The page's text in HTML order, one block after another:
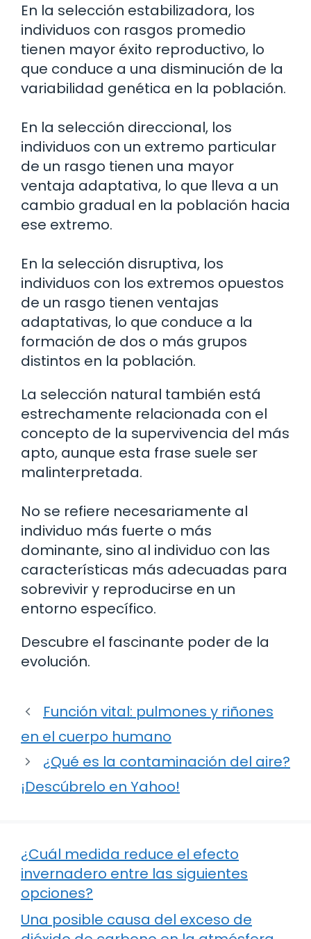
En la selección estabilizadora, los
individuos con rasgos promedio
tienen mayor éxito reproductivo, lo
que conduce a una disminución de la
variabilidad genética en la población.
En la selección direccional, los
individuos con un extremo particular
de un rasgo tienen una mayor
ventaja adaptativa, lo que lleva a un
cambio gradual en la población hacia
ese extremo.
En la selección disruptiva, los
individuos con los extremos opuestos
de un rasgo tienen ventajas
adaptativas, lo que conduce a la
formación de dos o más grupos
distintos en la población.
La selección natural también está
estrechamente relacionada con el
concepto de la supervivencia del más
apto, aunque esta frase suele ser
malinterpretada.
No se refiere necesariamente al
individuo más fuerte o más
dominante, sino al individuo con las
características más adecuadas para
sobrevivir y reproducirse en un
entorno específico.
Descubre el fascinante poder de la
evolución.
Función vital: pulmones y riñones
en el cuerpo humano
¿Qué es la contaminación del aire?
¡Descúbrelo en Yahoo!
¿Cuál medida reduce el efecto
invernadero entre las siguientes
opciones?
Una posible causa del exceso de